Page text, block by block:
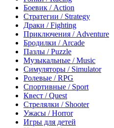
Боевик / Action
Стратегии / Strategy
Драки / Fighting
Приключения / Adventure
Бродилки / Arcade
Пазлы / Puzzle
Музыкальные / Music
Симуляторы / Simulator
Ролевые / RPG
Спортивные / Sport
Квест / Quest
Стрелялки / Shooter
Ужасы / Horror
Игры для детей